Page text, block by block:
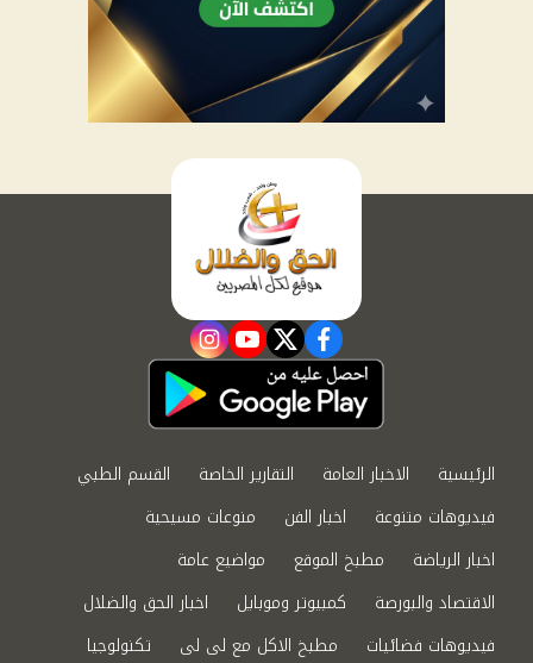
facebook
twitter
youtube
instagram
الرئيسية الاخبار العامة التقارير الخاصة
القسم الطبي
فيديوهات متنوعة
اخبار الفن
منوعات مسيحية
اخبار الرياضة
مطبخ الموقع
مواضيع عامة
الاقتصاد والبورصة
كمبيوتر وموبايل
اخبار الحق والضلال
فيديوهات فضائيات
مطبخ الاكل مع لى لى تكنولوجيا